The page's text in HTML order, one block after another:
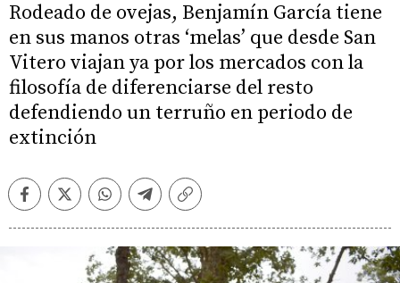
Rodeado de ovejas, Benjamín García tiene
en sus manos otras ‘melas’ que desde San
Vitero viajan ya por los mercados con la
filosofía de diferenciarse del resto
defendiendo un terruño en periodo de
extinción
FacebookTwitterWhatsappTelegramCopiar